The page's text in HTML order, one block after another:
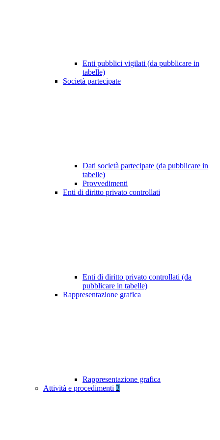
Enti pubblici vigilati (da pubblicare in
tabelle)
Società partecipate
Dati società partecipate (da pubblicare in
tabelle)
Provvedimenti
Enti di diritto privato controllati
Enti di diritto privato controllati (da
pubblicare in tabelle)
Rappresentazione grafica
Rappresentazione grafica
Attività e procedimenti 2